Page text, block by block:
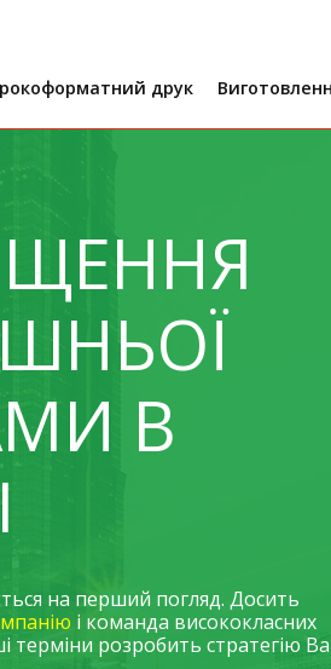
друк
на папері
на плівці Oracal
на самоклеючій плівці
Виготовлення
Виготовлення
Виготовлення
Виготовлення
Монтаж
Монтаж банерів
В
на перший погляд. Досить
і команда висококласних
терміни розробить стратегію